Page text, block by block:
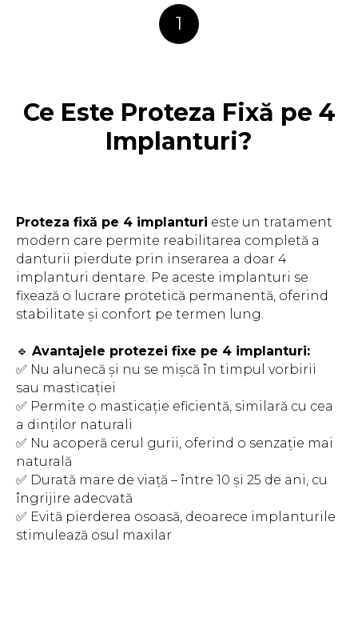
1
Ce Este Proteza Fixă pe 4
Implanturi?
Proteza fixă pe 4 implanturi este un tratament
modern care permite reabilitarea completă a
danturii pierdute prin inserarea a doar 4
implanturi dentare. Pe aceste implanturi se
fixează o lucrare protetică permanentă, oferind
stabilitate și confort pe termen lung.
🔹 Avantajele protezei fixe pe 4 implanturi:
✅ Nu alunecă și nu se mișcă în timpul vorbirii
sau masticației
✅ Permite o masticație eficientă, similară cu cea
a dinților naturali
✅ Nu acoperă cerul gurii, oferind o senzație mai
naturală
✅ Durată mare de viață – între 10 și 25 de ani, cu
îngrijire adecvată
✅ Evită pierderea osoasă, deoarece implanturile
stimulează osul maxilar